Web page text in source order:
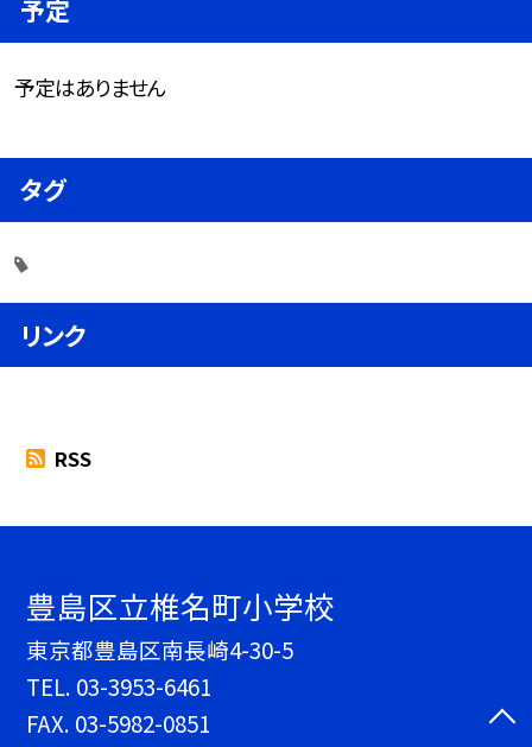
予定
予定はありません
タグ
リンク
RSS
豊島区立椎名町小学校
東京都豊島区南長崎4-30-5
TEL. 03-3953-6461
FAX. 03-5982-0851